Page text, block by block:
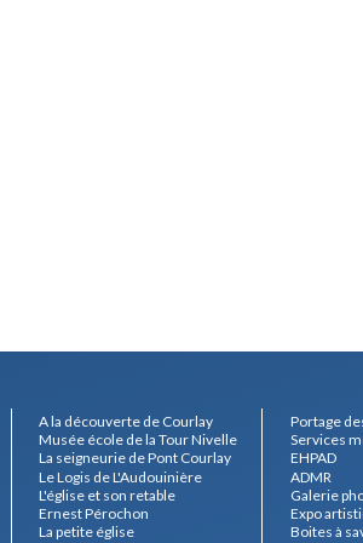
A la découverte de Courlay
Musée école de la Tour Nivelle
La seigneurie de Pont Courlay
Le Logis de L'Audouinière
L'église et son retable
Ernest Pérochon
La petite église
Portage
Services
EHPAD
ADMR
Galerie
Expo
Boites à